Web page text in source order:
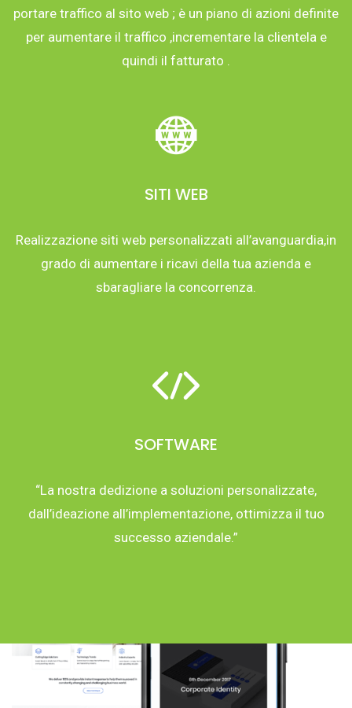
portare traffico al sito web ; è un piano di azioni definite
per aumentare il traffico ,incrementare la clientela e
quindi il fatturato .
SITI WEB
Realizzazione siti web personalizzati all’avanguardia,in
grado di aumentare i ricavi della tua azienda e
sbaragliare la concorrenza.
SOFTWARE
“La nostra dedizione a soluzioni personalizzate,
dall’ideazione all’implementazione, ottimizza il tuo
successo aziendale.”